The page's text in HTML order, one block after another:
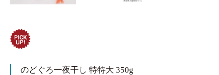
のどぐろ一夜干し 特特大 350g